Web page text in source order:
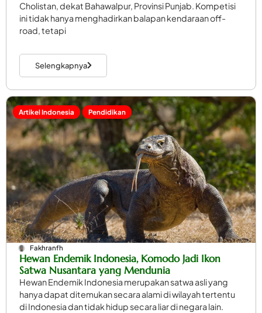
Cholistan, dekat Bahawalpur, Provinsi Punjab. Kompetisi
ini tidak hanya menghadirkan balapan kendaraan off-
road, tetapi
Selengkapnya
Artikel Indonesia Pendidikan
Fakhranfh
Hewan Endemik Indonesia, Komodo Jadi Ikon
Satwa Nusantara yang Mendunia
Hewan Endemik Indonesia merupakan satwa asli yang
hanya dapat ditemukan secara alami di wilayah tertentu
di Indonesia dan tidak hidup secara liar di negara lain.